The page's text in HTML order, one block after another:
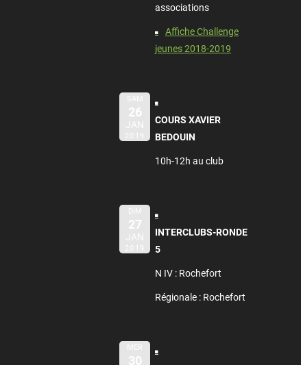
associations
Affiche Challenge
jeunes 2018-2019
SAM
26
JAN
2019
COURS XAVIER
BEDOUIN
10h-12h au club
DIM
27
JAN
2019
INTERCLUBS-RONDE
5
N IV : Rochefort
Régionale : Rochefort
MER
30